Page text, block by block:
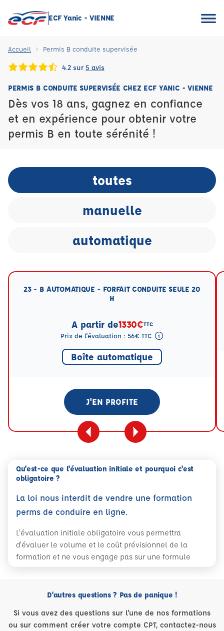
ECF Yanic - VIENNE
Accueil Permis B conduite supervisée
4.2 sur 5 avis
PERMIS B CONDUITE SUPERVISÉE CHEZ ECF YANIC - VIENNE
Dès vos 18 ans, gagnez en confiance
et en expérience pour obtenir votre
permis B en toute sérénité !
toutes
manuelle
automatique
23 - B AUTOMATIQUE - FORFAIT CONDUITE SEULE 20
H
A partir de1330€TTC
Prix de l'évaluation : 56€ TTC
Boîte automatique
J'EN PROFITE
Qu'est-ce que l'évaluation initiale et pourquoi c'est
obligatoire ?
La loi nous interdit de vendre une formation
perms de conduire en ligne.
L'évaluation initiale obligatoire vous permettra
d'évaluer le volume et le coût prévisionnel de la
formation et ne vous engage pas sur une formule
D'autres questions ? Pas de panique !
Si vous avez des questions sur l'une de nos formations
ou sur comment créer votre compte CPT, contactez-nous